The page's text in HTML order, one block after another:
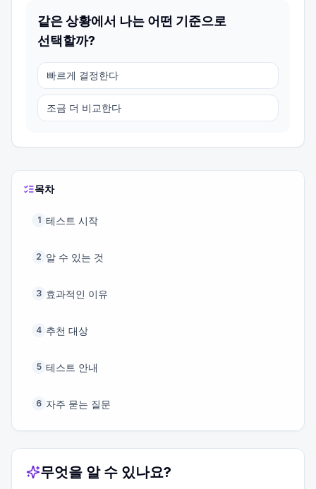
같은 상황에서 나는 어떤 기준으로
선택할까?
빠르게 결정한다
조금 더 비교한다
목차
1 테스트 시작
2 알 수 있는 것
3 효과적인 이유
4 추천 대상
5 테스트 안내
6 자주 묻는 질문
무엇을 알 수 있나요?